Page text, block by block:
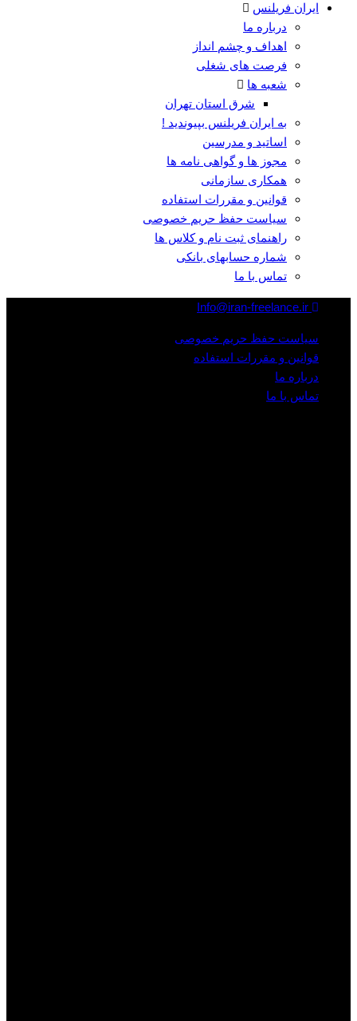
ایران فریلنس
درباره ما
اهداف و چشم انداز
فرصت های شغلی
شعبه ها
شرق استان تهران
به ایران فریلنس بپیوندید !
اساتید و مدرسین
مجوز ها و گواهی نامه ها
همکاری سازمانی
قوانین و مقررات استفاده
سیاست حفظ حریم خصوصی
راهنمای ثبت نام و کلاس ها
شماره حسابهای بانکی
تماس با ما
سیاست حفظ حریم خصوصی
قوانین و مقررات استفاده
درباره ما
تماس با ما